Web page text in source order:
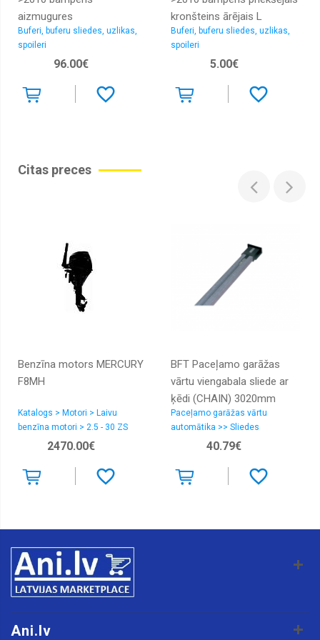
Logu
tīrītāju
slotiņas
Logu
škidruma
sūknīši
Parkošanās
dzesēšanas,
kondicioniera,
caurules
Radiatori
caurules
Radiatoru
vāciņi
Viskosajūgi
Ventilatori
salona
Izplešanās
tvertnes
Kondicionieru
sūkņi,
aizmugures
Buferi, buferu sliedes, uzlikas,
spoileri
96.00€
kronšteins ārējais L
3C0807177
Buferi, buferu sliedes, uzlikas,
spoileri
5.00€
Citas preces
Benzīna motors MERCURY
F8MH
Katalogs > Motori > Laivu
benzīna motori > 2.5 - 30 ZS
2470.00€
BFT Paceļamo garāžas
vārtu viengabala sliede ar
ķēdi (CHAIN) 3020mm
TIZIANO
Paceļamo garāžas vārtu
automātika >> Sliedes
40.79€
Ani.lv